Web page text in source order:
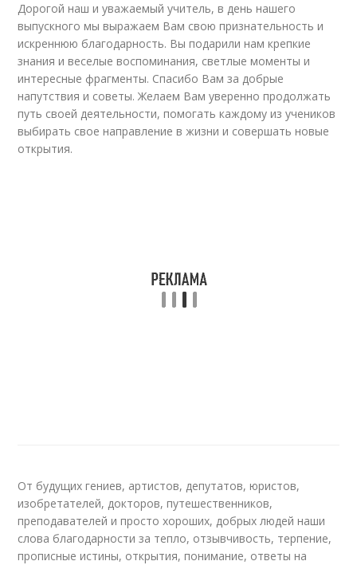
Дорогой наш и уважаемый учитель, в день нашего
выпускного мы выражаем Вам свою признательность и
искреннюю благодарность. Вы подарили нам крепкие
знания и веселые воспоминания, светлые моменты и
интересные фрагменты. Спасибо Вам за добрые
напутствия и советы. Желаем Вам уверенно продолжать
путь своей деятельности, помогать каждому из учеников
выбирать свое направление в жизни и совершать новые
открытия.
От будущих гениев, артистов, депутатов, юристов,
изобретателей, докторов, путешественников,
преподавателей и просто хороших, добрых людей наши
слова благодарности за тепло, отзывчивость, терпение,
прописные истины, открытия, понимание, ответы на